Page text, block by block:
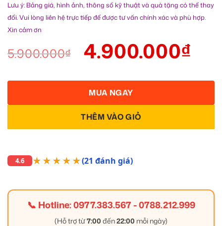
Lưu ý: Bảng giá, hình ảnh, thông số kỹ thuật và quà tặng có thể thay
đổi. Vui lòng liên hệ trực tiếp để được tư vấn chính xác và phù hợp.
Xin cảm ơn
5.900.000₫ 4.900.000₫
THÊM VÀO GIỎ
MUA NGAY
4.6 ★★★★★(21 đánh giá)
📞 Hotline:0977.383.567-0788.212.999
(Hỗ trợ từ7:00 đến22:00 mỗi ngày)